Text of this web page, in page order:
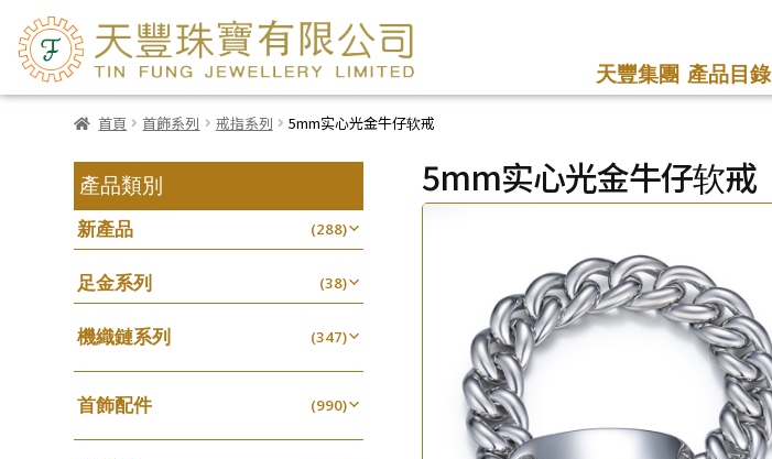
天豐集團 產品目錄
首頁 首飾系列 戒指系列 5mm实心光金牛仔软戒
5mm实心光金牛仔软戒
產品類別
新產品 (288)
足金系列 (38)
機織鏈系列 (347)
珠仔鏈 (25)
镶口链 (61)
管狀網鏈 (11)
首飾配件 (990)
耳環類配件 (341)